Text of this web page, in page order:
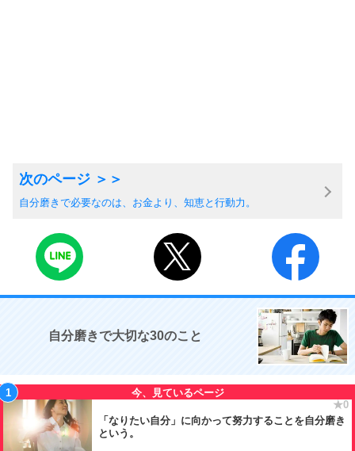
自分磨きで必要なのは、お金より、知恵と行動力。
自分磨きで大切な30のこと
「なりたい自分」に向かって努力することを自分磨き
という。